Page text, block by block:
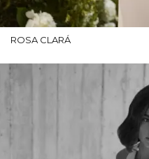
ROSA CLARÁ